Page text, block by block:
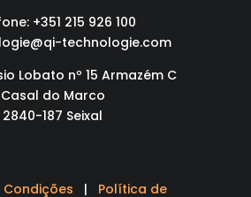
+351 215 926 100
technologie.com
Lobato nº 15 Armazém C
Casal do Marco
2840-187 Seixal
Condições | Política de